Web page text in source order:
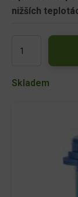
nižších
AquaActiv
CWS
Skladem